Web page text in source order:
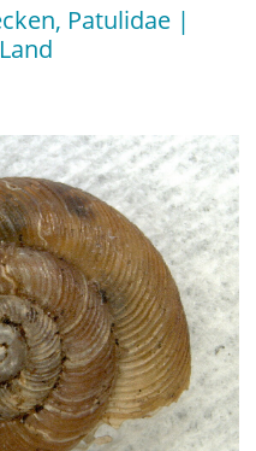
Patulidae |